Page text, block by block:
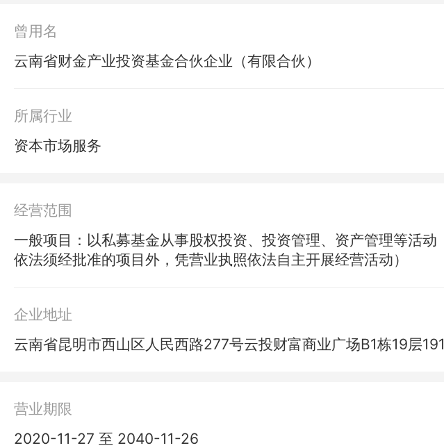
曾用名
云南省财金产业投资基金合伙企业（有限合伙）
所属行业
资本市场服务
经营范围
一般项目：以私募基金从事股权投资、投资管理、资产管理等活
依法须经批准的项目外，凭营业执照依法自主开展经营活动）
企业地址
云南省昆明市西山区人民西路277号云投财富商业广场B1栋19层
营业期限
2020-11-27 至 2040-11-26